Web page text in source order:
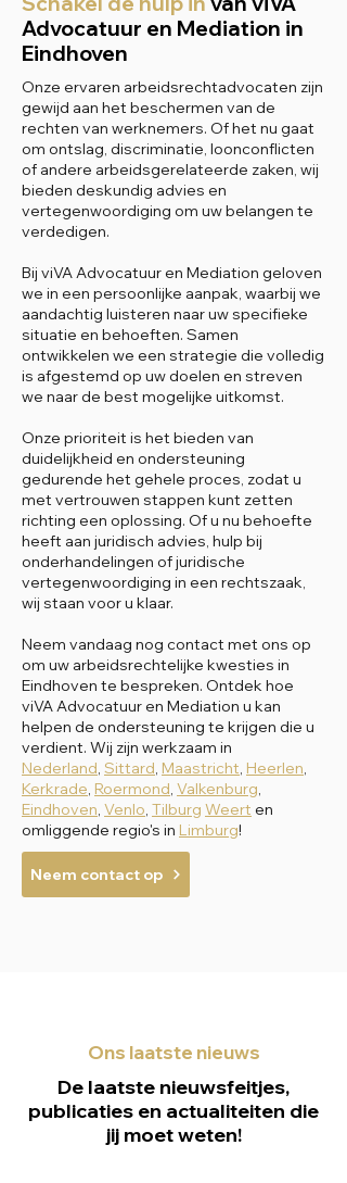
Advocatuur en Mediation in
Eindhoven
Onze ervaren arbeidsrechtadvocaten zijn
gewijd aan het beschermen van de
rechten van werknemers. Of het nu gaat
om ontslag, discriminatie, loonconflicten
of andere arbeidsgerelateerde zaken, wij
bieden deskundig advies en
vertegenwoordiging om uw belangen te
verdedigen.
Bij viVA Advocatuur en Mediation geloven
we in een persoonlijke aanpak, waarbij we
aandachtig luisteren naar uw specifieke
situatie en behoeften. Samen
ontwikkelen we een strategie die volledig
is afgestemd op uw doelen en streven
we naar de best mogelijke uitkomst.
Onze prioriteit is het bieden van
duidelijkheid en ondersteuning
gedurende het gehele proces, zodat u
met vertrouwen stappen kunt zetten
richting een oplossing. Of u nu behoefte
heeft aan juridisch advies, hulp bij
onderhandelingen of juridische
vertegenwoordiging in een rechtszaak,
wij staan voor u klaar.
Neem vandaag nog contact met ons op
om uw arbeidsrechtelijke kwesties in
Eindhoven te bespreken. Ontdek hoe
viVA Advocatuur en Mediation u kan
helpen de ondersteuning te krijgen die u
verdient. Wij zijn werkzaam in
Nederland, Sittard, Maastricht, Heerlen,
Kerkrade, Roermond, Valkenburg,
Eindhoven, Venlo, Tilburg Weert en
omliggende regio's in Limburg!
Neem contact op
Ons laatste nieuws
De laatste nieuwsfeitjes,
publicaties en actualiteiten die
jij moet weten!